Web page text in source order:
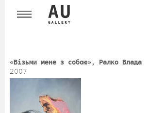
«Візьми мене з собою», Ралко Влада
2007